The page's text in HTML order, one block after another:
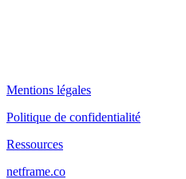
Mentions légales
Politique de confidentialité
Ressources
netframe.co